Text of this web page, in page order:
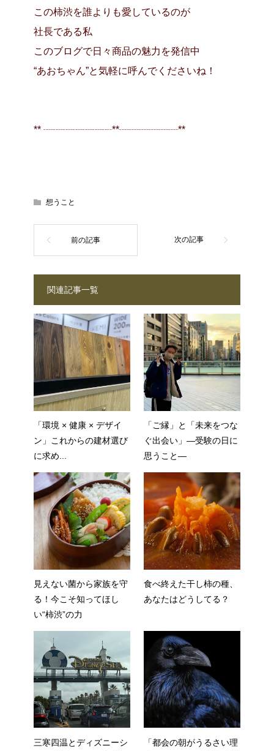
この柿渋を誰よりも愛しているのが
社長である私
このブログで日々商品の魅力を発信中
“あおちゃん”と気軽に呼んでくださいね！
** ┈┈┈┈┈┈┈**┈┈┈┈┈┈**
想うこと
関連記事一覧
「環境 × 健康 × デザイ
ン」これからの建材選び
に求め...
「ご縁」と「未来をつな
ぐ出会い」—受験の日に
思うこと—
見えない菌から家族を守
る！今こそ知ってほし
い“柿渋”の力
食べ終えた干し柿の種、
あなたはどうしてる？
三寒四温とディズニーシ
「都会の朝がうるさい理